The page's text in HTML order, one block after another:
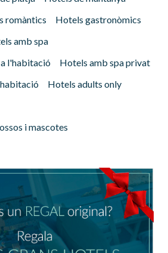
romàntics
Hotels gastronòmics
amb spa
l'habitació
Hotels amb spa privat
Hotels adults only
i mascotes